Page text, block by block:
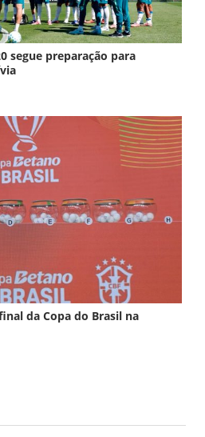
segue preparação para
da Copa do Brasil na